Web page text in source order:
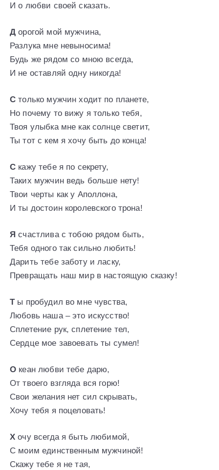
И о любви своей сказать.
Д орогой мой мужчина,
Разлука мне невыносима!
Будь же рядом со мною всегда,
И не оставляй одну никогда!
С только мужчин ходит по планете,
Но почему то вижу я только тебя,
Твоя улыбка мне как солнце светит,
Ты тот с кем я хочу быть до конца!
С кажу тебе я по секрету,
Таких мужчин ведь больше нету!
Твои черты как у Аполлона,
И ты достоин королевского трона!
Я счастлива с тобою рядом быть,
Тебя одного так сильно любить!
Дарить тебе заботу и ласку,
Превращать наш мир в настоящую сказку!
Ты пробудил во мне чувства,
Любовь наша – это искусство!
Сплетение рук, сплетение тел,
Сердце мое завоевать ты сумел!
О кеан любви тебе дарю,
От твоего взгляда вся горю!
Свои желания нет сил скрывать,
Хочу тебя я поцеловать!
Х очу всегда я быть любимой,
С моим единственным мужчиной!
Скажу тебе я не тая,